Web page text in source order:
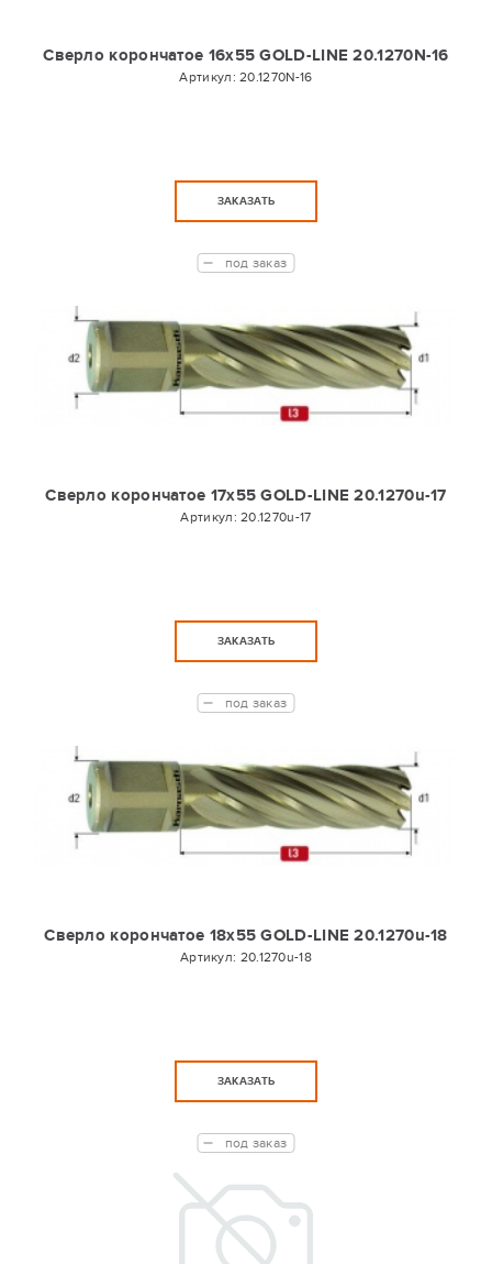
Сверло корончатое 16х55 GOLD-LINE 20.1270N-16
Артикул:20.1270N-16
ЗАКАЗАТЬ
Сверло корончатое 17х55 GOLD-LINE 20.1270u-17
Артикул:20.1270u-17
под заказ
ЗАКАЗАТЬ
Сверло корончатое 18х55 GOLD-LINE 20.1270u-18
Артикул: 20.1270u-18
под заказ
ЗАКАЗАТЬ
под заказ